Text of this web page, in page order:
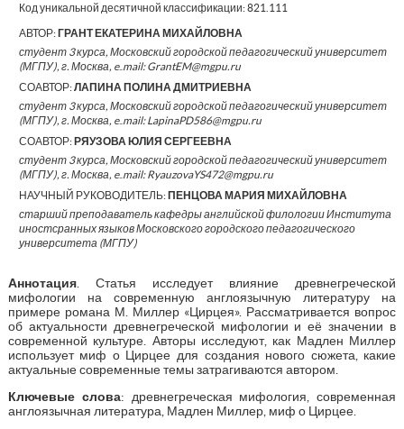
Код уникальной десятичной классификации:821.111
АВТОР:ГРАНТ ЕКАТЕРИНА МИХАЙЛОВНА
студент 3 курса, Московский городской педагогический университет
(МГПУ), г. Москва, e₋mail: GrantEM@mgpu.ru
СОАВТОР:ЛАПИНА ПОЛИНА ДМИТРИЕВНА
студент 3 курса, Московский городской педагогический университет
(МГПУ), г. Москва, e₋mail: LapinaPD586@mgpu.ru
СОАВТОР:РЯУЗОВА ЮЛИЯ СЕРГЕЕВНА
студент 3 курса, Московский городской педагогический университет
(МГПУ), г. Москва, e₋mail: RyauzovaYS472@mgpu.ru
НАУЧНЫЙ РУКОВОДИТЕЛЬ:ПЕНЦОВА МАРИЯ МИХАЙЛОВНА
старший преподаватель кафедры английской филологии Института
иностсранных языков Московского городского педагогического
университета (МГПУ)
Аннотация. Статья исследует влияние древнегреческой
мифологии на современную англоязычную литературу на
примере романа М. Миллер «Цирцея». Рассматривается вопрос
об актуальности древнегреческой мифологии и её значении в
современной культуре. Авторы исследуют, как Мадлен Миллер
использует миф о Цирцее для создания нового сюжета, какие
актуальные современные темы затрагиваются автором.
Ключевые слова: древнегреческая мифология, современная
англоязычная литература, Мадлен Миллер, миф о Цирцее.